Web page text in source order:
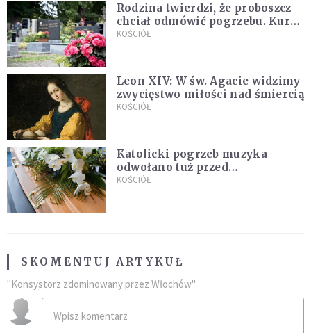
Rodzina twierdzi, że proboszcz
chciał odmówić pogrzebu. Kuria
zapowiada wyjaśnienia
KOŚCIÓŁ
Leon XIV: W św. Agacie widzimy
zwycięstwo miłości nad śmiercią
KOŚCIÓŁ
Katolicki pogrzeb muzyka
odwołano tuż przed
uroczystością. Powodem była
KOŚCIÓŁ
SKOMENTUJ ARTYKUŁ
"Konsystorz zdominowany przez Włochów"